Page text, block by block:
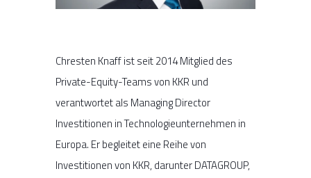
Chresten Knaff ist seit 2014 Mitglied des
Private-Equity-Teams von KKR und
verantwortet als Managing Director
Investitionen in Technologieunternehmen in
Europa. Er begleitet eine Reihe von
Investitionen von KKR, darunter DATAGROUP,